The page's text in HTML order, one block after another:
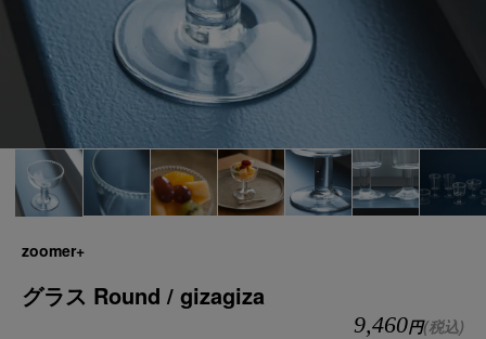
zoomer+
グラス Round / gizagiza
9,460円(税込)